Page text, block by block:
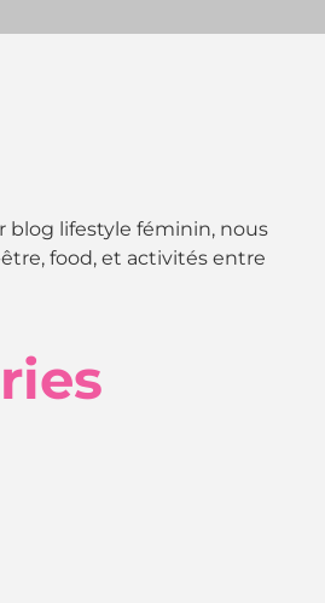
blog lifestyle féminin, nous
food, et activités entre